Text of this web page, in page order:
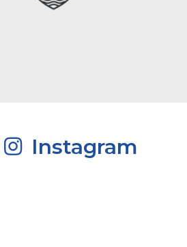
Instagram